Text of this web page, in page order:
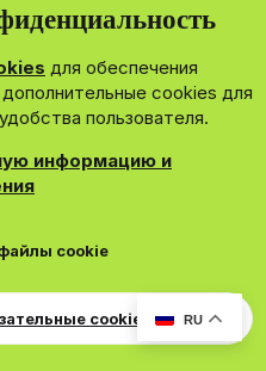
RU
связь
Поддержка
Условия и правила
для обеспечения
cookies для
пользователя.
информацию и
cookie
cookie